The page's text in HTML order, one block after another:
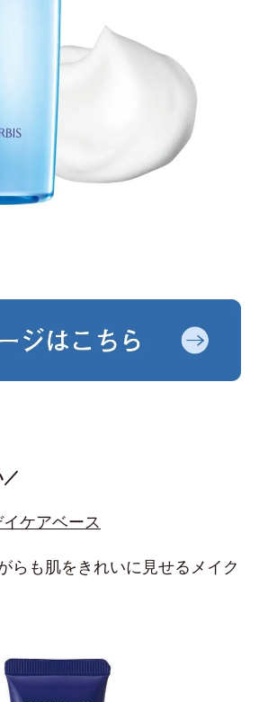
ケアベース
らも肌をきれいに見せるメイク